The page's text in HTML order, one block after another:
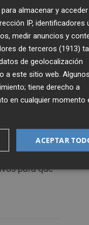
01/2022 ·10:23
10/07/2024 · 08:16
para que
almacenar y acceder
IP, identificadores
medir anuncios y
de terceros (1913)
de geolocalización
a este sitio web. Algunos
tiene derecho a
en cualquier momento
ACEPTAR